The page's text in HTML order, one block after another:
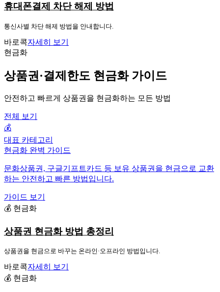
휴대폰결제 차단 해제 방법
통신사별 차단 해제 방법을 안내합니다.
바로콕자세히 보기
현금화
상품권·결제한도 현금화 가이드
안전하고 빠르게 상품권을 현금화하는 모든 방법
전체 보기
💰
대표 카테고리
현금화 완벽 가이드
문화상품권, 구글기프트카드 등 보유 상품권을 현금으로 교환
하는 안전하고 빠른 방법입니다.
가이드 보기
💰 현금화
상품권 현금화 방법 총정리
상품권을 현금으로 바꾸는 온라인·오프라인 방법입니다.
바로콕자세히 보기
💰 현금화